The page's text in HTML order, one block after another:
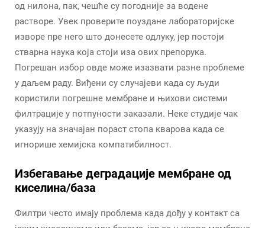
од нилона, пак, чешће су погодније за водене
растворе. Увек проверите поуздане лабораторијске
изворе пре него што донесете одлуку, јер постоји
стварна наука која стоји иза ових препорука.
Погрешан избор овде може изазвати разне проблеме
у даљем раду. Виђени су случајеви када су људи
користили погрешне мембране и њихови системи
филтрације у потпуности заказали. Неке студије чак
указују на значајан пораст стопа кварова када се
игнорише хемијска компатибилност.
Избегавање деградације мембране од
киселина/база
Филтри често имају проблема када дођу у контакт са